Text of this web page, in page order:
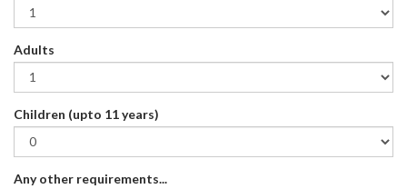
Adults
Children (upto 11 years)
Any other requirements...